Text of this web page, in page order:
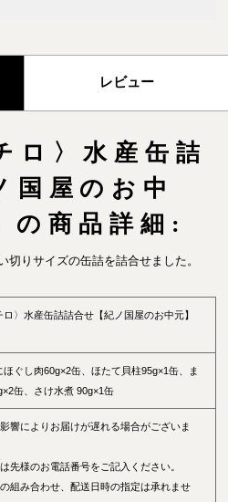
レビュー
ロ〉水産缶詰
国屋のお中
の商品詳細:
りサイズの缶詰を詰合せました。
ロ〉水産缶詰詰合せ【紀ノ国屋のお中元】
ほぐし肉60g×2缶、ほたて貝柱95g×1缶、ま
缶、さけ水煮 90g×1缶
響によりお届けが遅れる場合がございま
先様のお電話番号をご記入ください。
組み合わせ、配送日時の指定は承れませ